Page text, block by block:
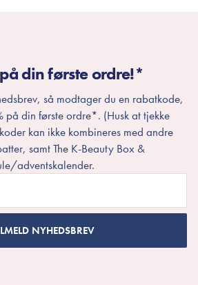
din første ordre!*
så modtager du en rabatkode,
på din første ordre*. (Husk at tjekke
kan ikke kombineres med andre
samt The K-Beauty Box &
adventskalender.
NYHEDSBREV